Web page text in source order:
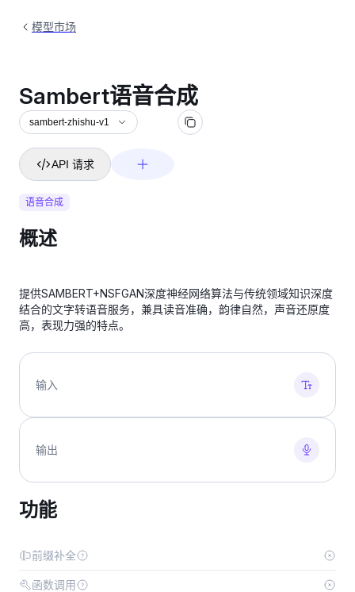
模型市场
Sambert语音合成
sambert-zhishu-v1
API 请求
语音合成
概述
提供SAMBERT+NSFGAN深度神经网络算法与传统领域知识深度
结合的文字转语音服务，兼具读音准确，韵律自然，声音还原度
高，表现力强的特点。
输入
输出
功能
前缀补全
函数调用